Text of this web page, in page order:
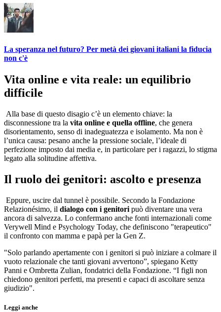
La speranza nel futuro? Per metà dei giovani italiani la fiducia
non c'è
Vita online e vita reale: un equilibrio
difficile
Alla base di questo disagio c’è un elemento chiave: la
disconnessione tra la vita online e quella offline, che genera
disorientamento, senso di inadeguatezza e isolamento. Ma non è
l’unica causa: pesano anche la pressione sociale, l’ideale di
perfezione imposto dai media e, in particolare per i ragazzi, lo stigma
legato alla solitudine affettiva.
Il ruolo dei genitori: ascolto e presenza
Eppure, uscire dal tunnel è possibile. Secondo la Fondazione
Relazionésimo, il dialogo con i genitori può diventare una vera
ancora di salvezza. Lo confermano anche fonti internazionali come
Verywell Mind e Psychology Today, che definiscono "terapeutico"
il confronto con mamma e papà per la Gen Z.
"Solo parlando apertamente con i genitori si può iniziare a colmare il
vuoto relazionale che tanti giovani avvertono”, spiegano Ketty
Panni e Ombretta Zulian, fondatrici della Fondazione. “I figli non
chiedono genitori perfetti, ma presenti e capaci di ascoltare senza
giudizio".
Leggi anche